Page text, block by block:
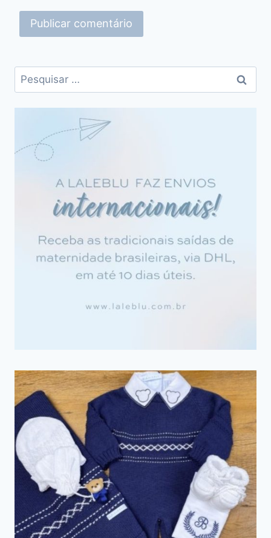
Pesquisar
por: